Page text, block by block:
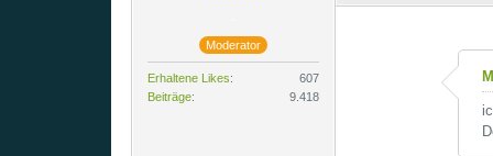
Moderator
Erhaltene Likes
607
Beiträge
9.418